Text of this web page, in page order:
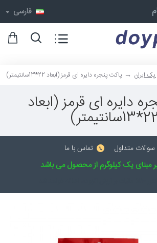
فارسی
ایران پاکت پنجره دایره ای قرمز (ابعاد 22*13سانتیمتر)
دایره ای قرمز (ابعاد
22*13سانتیمتر)
سوالات متداول تماس با ما
مبنای یک کیلوگرم از محصول می باشد